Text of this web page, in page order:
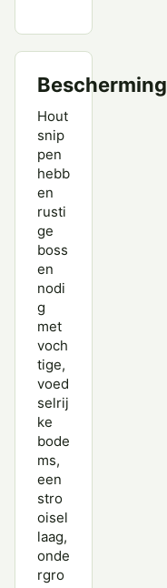
Bescherming
Hout
snip
pen
hebb
en
rusti
ge
boss
en
nodi
g
met
voch
tige,
voed
selrij
ke
bode
ms,
een
stro
oisel
laag,
onde
rgro